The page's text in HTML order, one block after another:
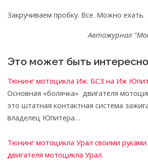
Закручиваем пробку. Все. Можно ехать.
Автожурнал
Это может быть интересно
Тюнинг мотоцикла Иж. БСЗ на Иж
Основная «болячка» двигателя
это штатная контактная система
владелец Юпитера…
Тюнинг мотоцикла Урал своими
двигателя мотоцикла Урал.